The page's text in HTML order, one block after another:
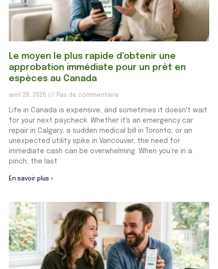
Le moyen le plus rapide d'obtenir une
approbation immédiate pour un prêt en
espèces au Canada
avril 28, 2026 Pas de commentaire
Life in Canada is expensive, and sometimes it doesn't wait
for your next paycheck. Whether it's an emergency car
repair in Calgary, a sudden medical bill in Toronto, or an
unexpected utility spike in Vancouver, the need for
immediate cash can be overwhelming. When you’re in a
pinch, the last
En savoir plus »